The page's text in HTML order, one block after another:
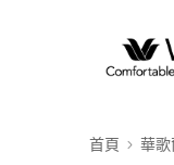
首頁 華歌